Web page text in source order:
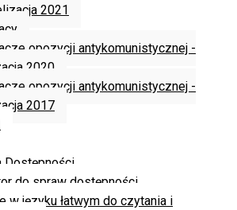
2021
opozycji antykomunistycznej -
2020
opozycji antykomunistycznej -
2017
Dostępności
do spraw dostępności
w języku łatwym do czytania i